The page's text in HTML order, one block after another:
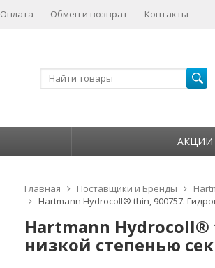
Оплата Обмен и возврат Контакты
АКЦИИ
Главная Поставщики и Бренды
Hartmann Hydrocoll® thin, 900757.
Hartmann Hydrocoll®
низкой степенью